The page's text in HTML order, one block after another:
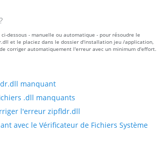
dessous - manuelle ou automatique - pour résoudre le
et le placiez dans le dossier d'installation jeu /application,
corriger automatiquement l'erreur avec un minimum d'effort.
manquant
.dll manquants
l'erreur zipfldr.dll
avec le Vérificateur de Fichiers Système